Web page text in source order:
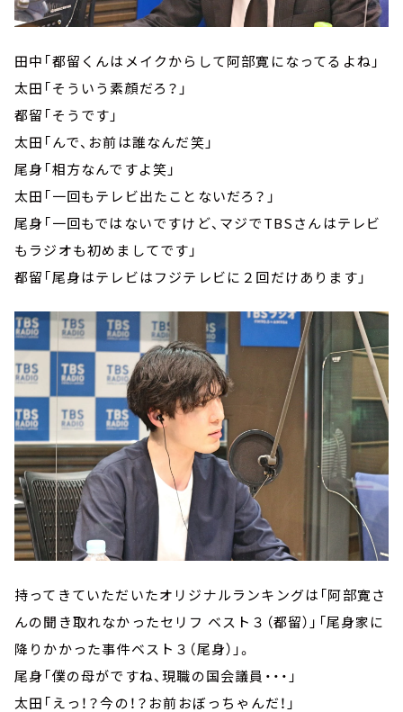
田中「都留くんはメイクからして阿部寛になってるよね」
太田「そういう素顔だろ？」
都留「そうです」
太田「んで、お前は誰なんだ笑」
尾身「相方なんですよ笑」
太田「一回もテレビ出たことないだろ？」
尾身「一回もではないですけど、マジでTBSさんはテレビ
もラジオも初めましてです」
都留「尾身はテレビはフジテレビに２回だけあります」
持ってきていただいたオリジナルランキングは「阿部寛さ
んの聞き取れなかったセリフ ベスト３（都留）」「尾身家に
降りかかった事件ベスト３（尾身）」。
尾身「僕の母がですね、現職の国会議員・・・」
太田「えっ！？今の！？お前おぼっちゃんだ！」